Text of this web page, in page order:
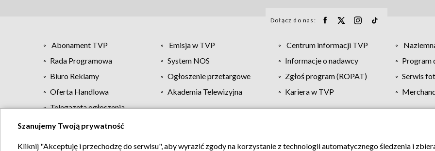
Dołącz do nas:
Abonament TVP Emisja w TVP Centrum informacji TVP
Rada Programowa
System NOS Informacje o nadawcy
Program
Biuro Reklamy
Ogłoszenie przetargowe Zgłoś program (ROPAT)
Serwis
Oferta Handlowa
Akademia Telewizyjna Kariera w TVP
Telegazeta ogłoszenia
Regulamin TVP Polityka prywatności Moje zgody Pomoc Biuro
Szanujemy Twoją prywatność
Kliknij "Akceptuję i przechodzę do serwisu", aby wyrazić zgody na korzystanie z technologii automatycznego śledzenia i